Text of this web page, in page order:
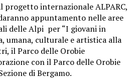
progetto internazionale ALPARC,
appuntamento nelle aree
delle Alpi per “I giovani in
umana, culturale e artistica alla
il Parco delle Orobie
con il Parco delle Orobie
di Bergamo.